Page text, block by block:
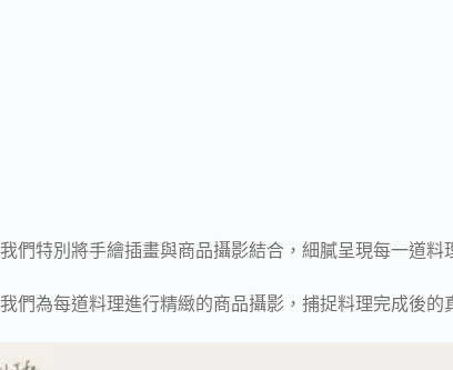
我們特別將手繪插畫與商品攝影結合，細膩呈現每一道
我們為每道料理進行精緻的商品攝影，捕捉料理完成後